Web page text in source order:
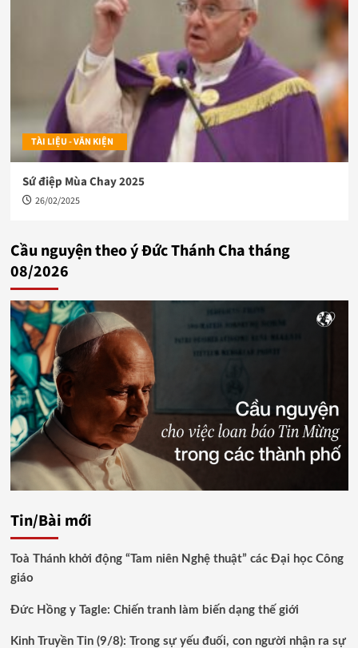
TÀI LIỆU - VĂN KIỆN
Sứ điệp Mùa Chay 2025
26/02/2025
Cầu nguyện theo ý Đức Thánh Cha tháng
08/2026
Tin/Bài mới
Toà Thánh khởi động “Tam niên Nghệ thuật” các Đại học Công
giáo
Đức Hồng y Tagle: Chiến tranh làm biến dạng thế giới
Kinh Truyền Tin (9/8): Trong sự yếu đuối, con người nhận ra sự